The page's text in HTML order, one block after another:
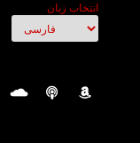
انتخاب زبان